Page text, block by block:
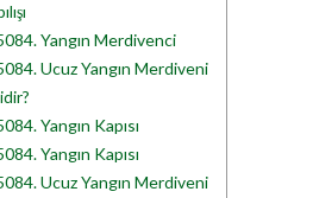
Yangın Merdivenci
Ucuz Yangın Merdiveni
Yangın Kapısı
Yangın Kapısı
Ucuz Yangın Merdiveni